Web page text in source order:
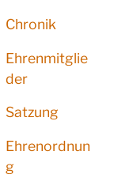
Chronik
Ehrenmitglie
der
Satzung
Ehrenordnun
g